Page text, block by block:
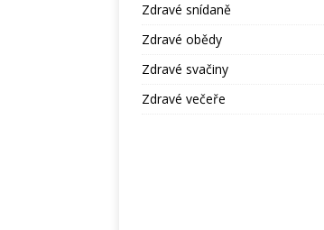
Zdravé snídaně
Zdravé obědy
Zdravé svačiny
Zdravé večeře